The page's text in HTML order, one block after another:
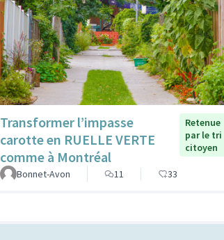
Transformer l’impasse
carotte en RUELLE VERTE
comme à Montréal
Retenue
par le tri
citoyen
Bonnet-Avon 11 33